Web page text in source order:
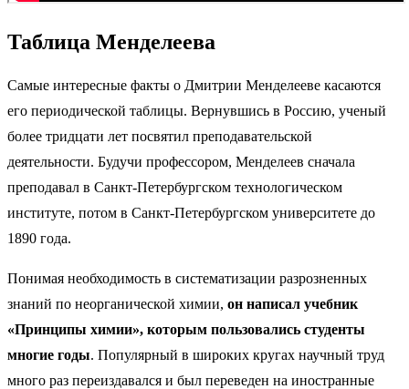
Таблица Менделеева
Самые интересные факты о Дмитрии Менделееве касаются
его периодической таблицы. Вернувшись в Россию, ученый
более тридцати лет посвятил преподавательской
деятельности. Будучи профессором, Менделеев сначала
преподавал в Санкт-Петербургском технологическом
институте, потом в Санкт-Петербургском университете до
1890 года.
Понимая необходимость в систематизации разрозненных
знаний по неорганической химии, он написал учебник
«Принципы химии», которым пользовались студенты
многие годы. Популярный в широких кругах научный труд
много раз переиздавался и был переведен на иностранные